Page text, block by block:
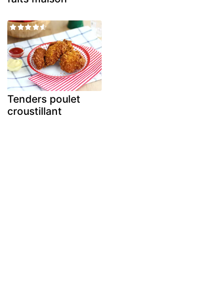
Tenders poulet
croustillant